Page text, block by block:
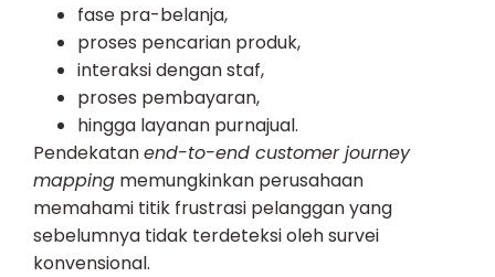
fase pra-belanja,
proses pencarian produk,
interaksi dengan staf,
proses pembayaran,
hingga layanan purnajual.
Pendekatanend-to-end customer journey
mapping memungkinkan perusahaan
memahami titik frustrasi pelanggan yang
sebelumnya tidak terdeteksi oleh survei
konvensional.